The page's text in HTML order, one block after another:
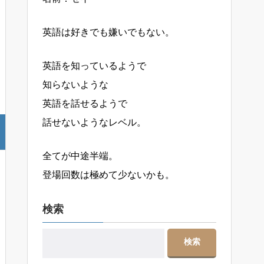
英語は好きでも嫌いでもない。
英語を知っているようで
知らないような
英語を話せるようで
話せないようなレベル。
全てが中途半端。
登場回数は極めて少ないかも。
検索